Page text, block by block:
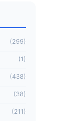
(299)
(1)
(438)
(38)
(211)